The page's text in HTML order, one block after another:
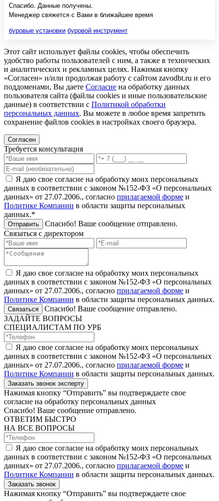
Спасибо. Данные получены.
Менеджер свяжется с Вами в ближайшее время
буровые установки буровой инструмент
Этот сайт использует файлы cookies, чтобы обеспечить
удобство работы пользователей с ним, а также в технических
и аналитических и рекламных целях. Нажимая кнопку
«Согласен» и/или продолжая работу с сайтом zavodbt.ru и его
поддоменами, Вы даете Согласие на обработку данных
пользователя сайта (файлы cookies и иные пользовательские
данные) в соответствии с Политикой обработки
персональных данных. Вы можете в любое время запретить
сохранение файлов cookies в настройках своего браузера.
Согласен
Требуется консультация
Я даю свое согласие на обработку моих персональных
данных в соответствии с законом №152-ФЗ «О персональных
данных» от 27.07.2006., согласно прилагаемой форме и
Политике Компании в области защиты персональных
данных.*
Отправить
Спасибо! Ваше сообщение отправлено.
Связаться с директором
Я даю свое согласие на обработку моих персональных
данных в соответствии с законом №152-ФЗ «О персональных
данных» от 27.07.2006., согласно прилагаемой форме и
Политике Компании в области защиты персональных данных.
Связаться
Спасибо! Ваше сообщение отправлено.
ЗАДАЙТЕ ВОПРОСЫ
СПЕЦИАЛИСТАМ ПО УРБ
Я даю свое согласие на обработку моих персональных
данных в соответствии с законом №152-ФЗ «О персональных
данных» от 27.07.2006., согласно прилагаемой форме и
Политике Компании в области защиты персональных данных.
Заказать звонок эксперту
Нажимая кнопку “Отправить” вы подтверждаете свое
согласие на обработку персональных данных
Спасибо! Ваше сообщение отправлено.
ОТВЕТИМ БЫСТРО
НА ВСЕ ВОПРОСЫ
Я даю свое согласие на обработку моих персональных
данных в соответствии с законом №152-ФЗ «О персональных
данных» от 27.07.2006., согласно прилагаемой форме и
Политике Компании в области защиты персональных данных.
Заказать звонок
Нажимая кнопку “Отправить” вы подтверждаете свое